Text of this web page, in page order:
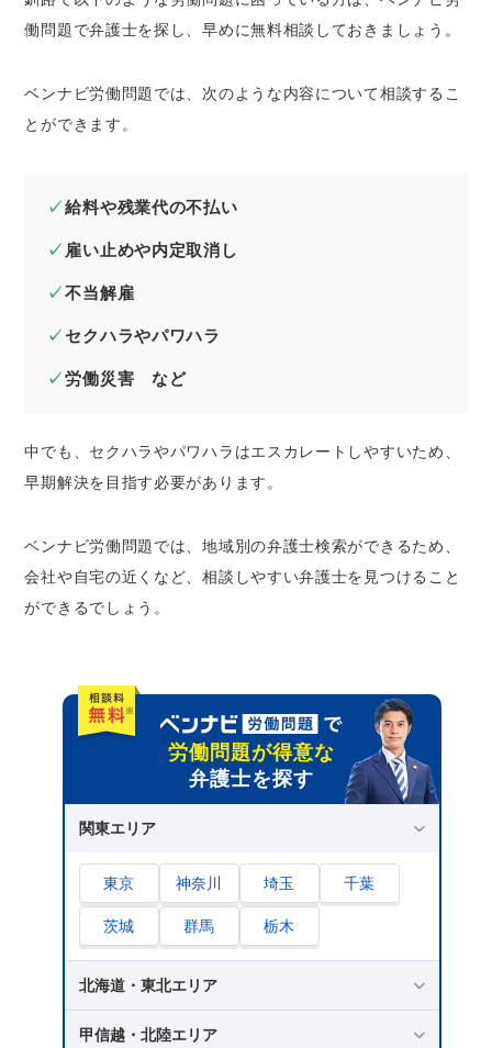
働問題で弁護士を探し、早めに無料相談しておきましょう。
ベンナビ労働問題では、次のような内容について相談するこ
とができます。
給料や残業代の不払い
雇い止めや内定取消し
不当解雇
セクハラやパワハラ
労働災害 など
中でも、セクハラやパワハラはエスカレートしやすいため、
早期解決を目指す必要があります。
ベンナビ労働問題では、地域別の弁護士検索ができるため、
会社や自宅の近くなど、相談しやすい弁護士を見つけること
ができるでしょう。
労働問題が得意な
弁護士を探す
関東エリア
東京 神奈川 埼玉 千葉
茨城 群馬 栃木
北海道・東北エリア
甲信越・北陸エリア